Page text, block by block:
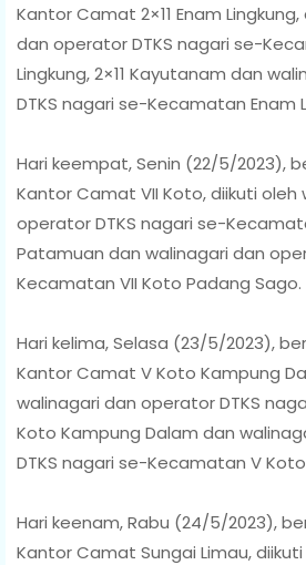
Kantor Camat 2×11 Enam
dan operator DTKS nagari se-
Lingkung, 2×11 Kayutanam dan
DTKS nagari se-Kecamatan Enam
Hari keempat, Senin (22/5/2023),
Kantor Camat VII Koto, diikuti oleh
operator DTKS nagari se-
Patamuan dan walinagari dan
Kecamatan VII Koto Padang Sago.
Hari kelima, Selasa (23/5/2023),
Kantor Camat V Koto Kampung
walinagari dan operator DTKS
Koto Kampung Dalam dan
DTKS nagari se-Kecamatan V
Hari keenam, Rabu (24/5/2023),
Kantor Camat Sungai Limau,